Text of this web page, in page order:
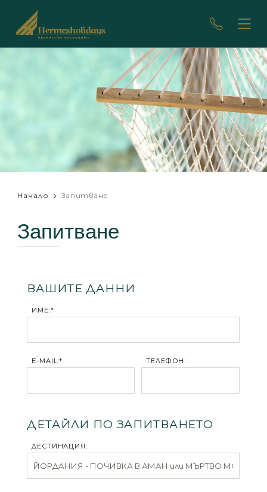
Начало Запитване
Запитване
ВАШИТЕ ДАННИ
ИМЕ:*
E-MAIL:* ТЕЛЕФОН:
ДЕТАЙЛИ ПО ЗАПИТВАНЕТО
ДЕСТИНАЦИЯ: